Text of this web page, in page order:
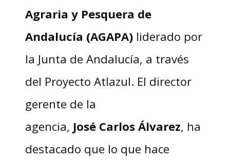
Agraria y Pesquera de
Andalucía (AGAPA)liderado por
la Junta de Andalucía, a través
del Proyecto Atlazul. El director
gerente de la
agencia, José Carlos Álvarez, ha
destacado que lo que hace